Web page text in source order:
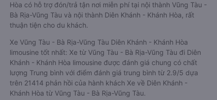
Hòa có hỗ trợ đón/trả tận nơi miễn phí tại nội thành Vũng Tàu -
Bà Rịa-Vũng Tàu và nội thành Diên Khánh - Khánh Hòa, rất
thuận tiện cho du khách.
Xe Vũng Tàu - Bà Rịa-Vũng Tàu Diên Khánh - Khánh Hòa
limousine tốt nhất: Xe từ Vũng Tàu - Bà Rịa-Vũng Tàu đi Diên
Khánh - Khánh Hòa limousine được đánh giá chung có chất
lượng Trung bình với điểm đánh giá trung bình từ 2.9/5 dựa
trên 21414 phản hồi của hành khách Xe về Diên Khánh -
Khánh Hòa từ Vũng Tàu - Bà Rịa-Vũng Tàu.